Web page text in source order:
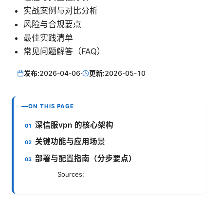
实战案例与对比分析
风险与合规要点
最佳实践清单
常见问题解答（FAQ）
发布:2026-04-06· 更新:2026-05-10
ON THIS PAGE
深信服vpn 的核心架构
关键功能与应用场景
部署与配置指南（分步要点）
Sources: